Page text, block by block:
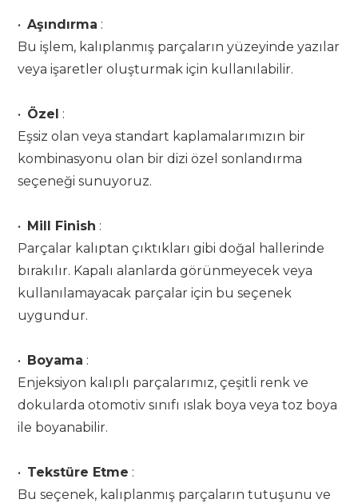
•Aşındırma :
Bu işlem, kalıplanmış parçaların yüzeyinde yazılar
veya işaretler oluşturmak için kullanılabilir.
• Özel :
Eşsiz olan veya standart kaplamalarımızın bir
kombinasyonu olan bir dizi özel sonlandırma
seçeneği sunuyoruz.
• Mill Finish :
Parçalar kalıptan çıktıkları gibi doğal hallerinde
bırakılır. Kapalı alanlarda görünmeyecek veya
kullanılamayacak parçalar için bu seçenek
uygundur.
• Boyama :
Enjeksiyon kalıplı parçalarımız, çeşitli renk ve
dokularda otomotiv sınıfı ıslak boya veya toz boya
ile boyanabilir.
• Tekstüre Etme :
Bu seçenek, kalıplanmış parçaların tutuşunu ve